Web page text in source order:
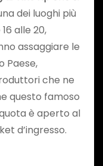
dei luoghi più
alle 20,
assaggiare le
Paese,
che ne
questo famoso
è aperto al
d’ingresso.